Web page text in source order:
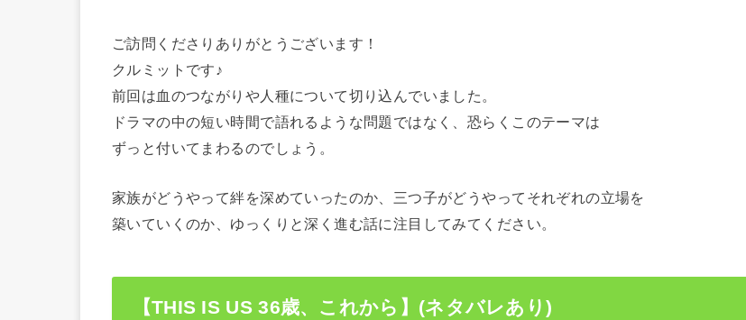
ご訪問くださりありがとうございます！
クルミットです♪
前回は血のつながりや人種について切り込んでいました。
ドラマの中の短い時間で語れるような問題ではなく、恐らくこのテーマは
ずっと付いてまわるのでしょう。
家族がどうやって絆を深めていったのか、三つ子がどうやってそれぞれの立場を
築いていくのか、ゆっくりと深く進む話に注目してみてください。
【THIS IS US 36歳、これから】(ネタバレあり)